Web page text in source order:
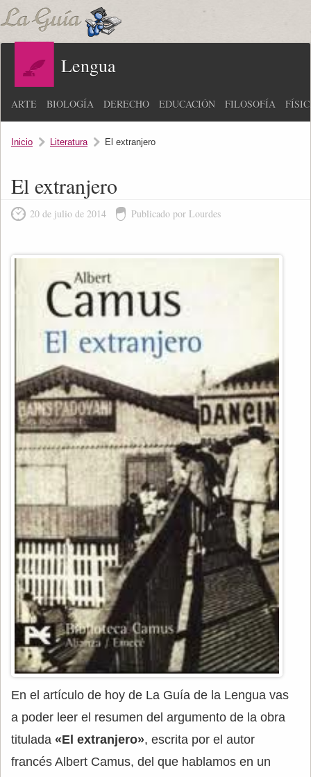
Lengua
ARTE BIOLOGÍA DERECHO EDUCACIÓN FILOSOFÍA
Inicio Literatura El extranjero
El extranjero
20 de julio de 2014 Publicado por Lourdes
En el artículo de hoy de La Guía de la Lengua vas
a poder leer el resumen del argumento de la obra
titulada «El extranjero», escrita por el autor
francés Albert Camus, del que hablamos en un